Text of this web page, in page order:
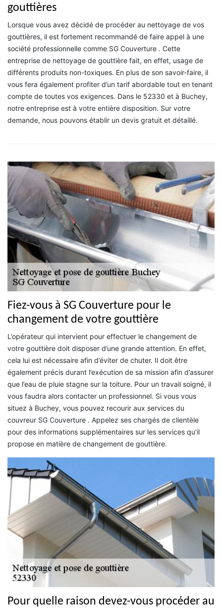
gouttières
Lorsque vous avez décidé de procéder au nettoyage de vos
gouttières, il est fortement recommandé de faire appel à une
société professionnelle comme SG Couverture . Cette
entreprise de nettoyage de gouttière fait, en effet, usage de
différents produits non-toxiques. En plus de son savoir-faire, il
vous fera également profiter d’un tarif abordable tout en tenant
compte de toutes vos exigences. Dans le 52330 et à Buchey,
notre entreprise est à votre entière disposition. Sur votre
demande, nous pouvons établir un devis gratuit et détaillé.
Fiez-vous à SG Couverture pour le
changement de votre gouttière
L’opérateur qui intervient pour effectuer le changement de
votre gouttière doit disposer d’une grande attention. En effet,
cela lui est nécessaire afin d’éviter de chuter. Il doit être
également précis durant l’exécution de sa mission afin d’assurer
que l’eau de pluie stagne sur la toiture. Pour un travail soigné, il
vous faudra alors contacter un professionnel. Si vous vous
situez à Buchey, vous pouvez recourir aux services du
couvreur SG Couverture . Appelez ses chargés de clientèle
pour des informations supplémentaires sur les services qu’il
propose en matière de changement de gouttière.
Pour quelle raison devez-vous procéder au